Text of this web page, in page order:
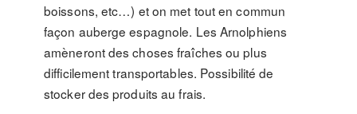
boissons, etc…) et on met tout en commun
façon auberge espagnole. Les Arnolphiens
amèneront des choses fraîches ou plus
difficilement transportables. Possibilité de
stocker des produits au frais.